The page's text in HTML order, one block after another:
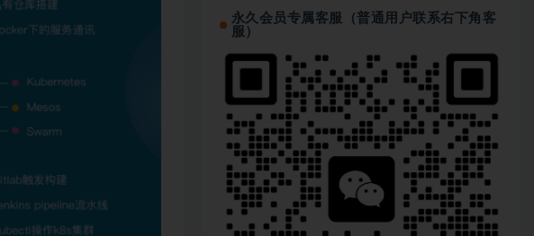
永久会员专属客服（普通用户联系右下角客
服）